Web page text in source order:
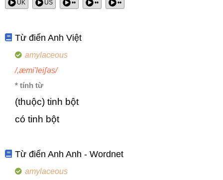
UK US •• •• ••
Từ điển Anh Việt
amylaceous
/,æmi'leiʃəs/
* tính từ
(thuộc) tinh bột
có tinh bột
Từ điển Anh Anh - Wordnet
amylaceous